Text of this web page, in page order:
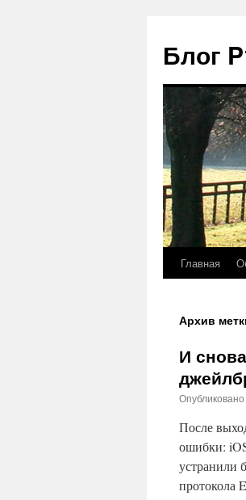
Блог
Главная
Архив
И
Опубликовано
После
ошибки:
устранили
протокола